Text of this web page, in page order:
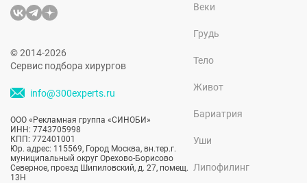
© 2014-2026
Сервис подбора хирургов
info@300experts.ru
ООО «Рекламная группа «СИНОБИ»
ИНН: 7743705998
КПП: 772401001
Юр. адрес: 115569, Город Москва, вн.тер.г.
муниципальный округ Орехово-Борисово
Северное, проезд Шипиловский, д. 27, помещ.
13Н
Веки
Грудь
Тело
Живот
Бариатрия
Уши
Липофилинг